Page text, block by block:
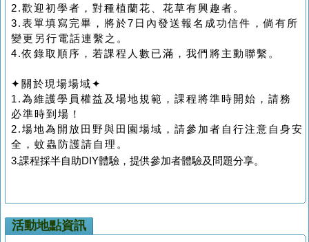
2.歡迎初學者，對種植蘭花、花草有興趣者。
3.表單填寫完畢，將於7日內發送報名成功信件，倘有所
變更另行電話連繫之。
4.依錄取順序，若課程人數已滿，我們將主動聯繫。
✦關於現場場域✦
1.為維護學員權益及場地規範，課程將準時開始，請務
必準時到場！
2.場地為開放田野與田園場域，請參加者自行注意自身安
全，蚊蟲防護請自理。
3.課程採半自助DIY體驗，提供參加者體驗及問題分享。
活動地點資訊